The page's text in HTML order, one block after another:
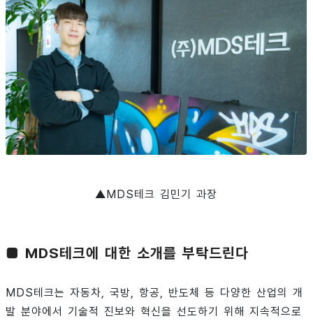
▲MDS테크 김민기 과장
■ MDS테크에 대한 소개를 부탁드린다
MDS테크는 자동차, 국방, 항공, 반도체 등 다양한 산업의 개
발 분야에서 기술적 진보와 혁신을 선도하기 위해 지속적으로